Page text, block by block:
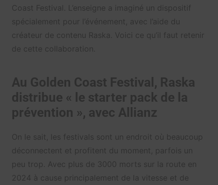
Coast Festival. L’enseigne a imaginé un dispositif
spécialement pour l’événement, avec l’aide du
créateur de contenu Raska. Voici ce qu’il faut retenir
de cette collaboration.
Au Golden Coast Festival, Raska
distribue « le starter pack de la
prévention », avec Allianz
On le sait, les festivals sont un endroit où beaucoup
déconnectent et profitent du moment, parfois un
peu trop. Avec plus de 3000 morts sur la route en
2024 à cause principalement de la vitesse et de